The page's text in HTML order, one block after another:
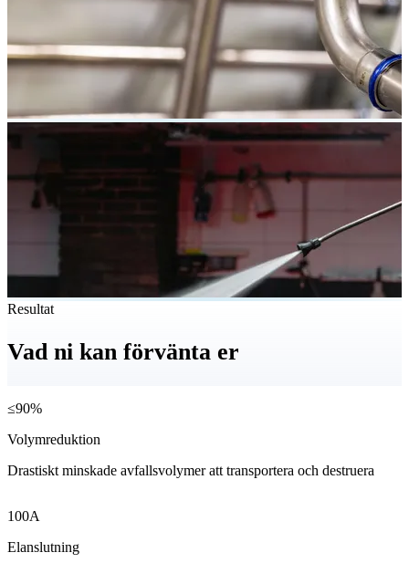
Resultat
Vad ni kan förvänta er
≤90%
Volymreduktion
Drastiskt minskade avfallsvolymer att transportera och destruera
100A
Elanslutning